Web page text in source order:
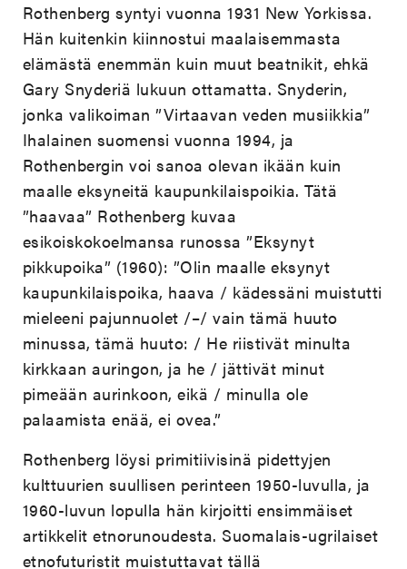
Rothenberg syntyi vuonna 1931 New Yorkissa.
Hän kuitenkin kiinnostui maalaisemmasta
elämästä enemmän kuin muut beatnikit, ehkä
Gary Snyderiä lukuun ottamatta. Snyderin,
jonka valikoiman ”Virtaavan veden musiikkia”
Ihalainen suomensi vuonna 1994, ja
Rothenbergin voi sanoa olevan ikään kuin
maalle eksyneitä kaupunkilaispoikia. Tätä
”haavaa” Rothenberg kuvaa
esikoiskokoelmansa runossa ”Eksynyt
pikkupoika” (1960): ”Olin maalle eksynyt
kaupunkilaispoika, haava / kädessäni muistutti
mieleeni pajunnuolet /–/ vain tämä huuto
minussa, tämä huuto: / He riistivät minulta
kirkkaan auringon, ja he / jättivät minut
pimeään aurinkoon, eikä / minulla ole
palaamista enää, ei ovea.”
Rothenberg löysi primitiivisinä pidettyjen
kulttuurien suullisen perinteen 1950-luvulla, ja
1960-luvun lopulla hän kirjoitti ensimmäiset
artikkelit etnorunoudesta. Suomalais-ugrilaiset
etnofuturistit muistuttavat tällä